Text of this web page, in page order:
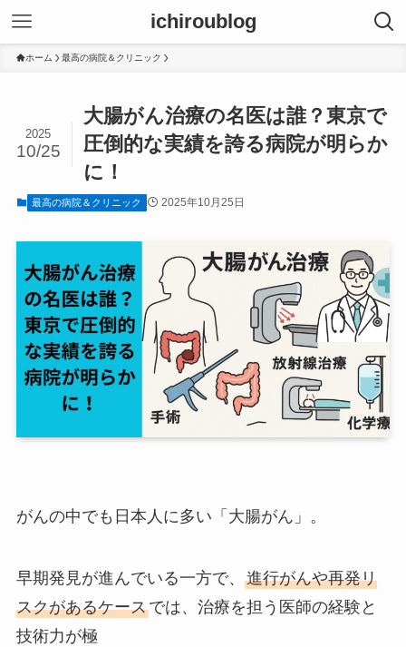
ichiroublog
ホーム 最高の病院＆クリニック
大腸がん治療の名医は誰？東京で
圧倒的な実績を誇る病院が明らか
に！
2025
10/25
最高の病院＆クリニック 2025年10月25日
がんの中でも日本人に多い「大腸がん」。
早期発見が進んでいる一方で、 進行がんや再発リ
スクがあるケースでは、治療を担う医師の経験と
技術力が極